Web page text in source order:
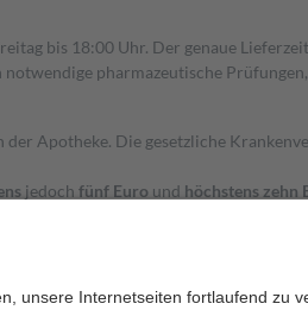
bis 18:00 Uhr. Der genaue
pharmazeutische
Apotheke. Die gesetzliche
jedoch fünf Euro und höchstens zehn
der Familie zu unterstützen, fallen